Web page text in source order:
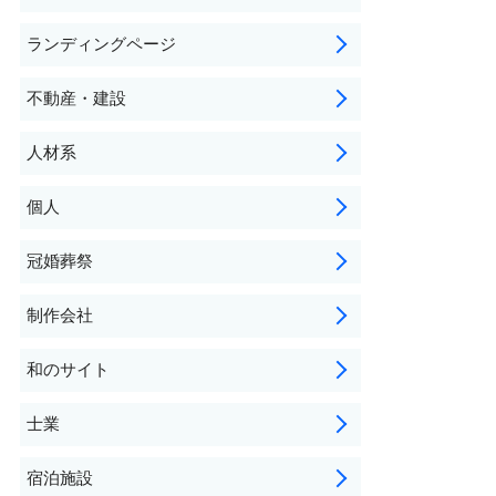
ランディングページ
不動産・建設
人材系
個人
冠婚葬祭
制作会社
和のサイト
士業
宿泊施設